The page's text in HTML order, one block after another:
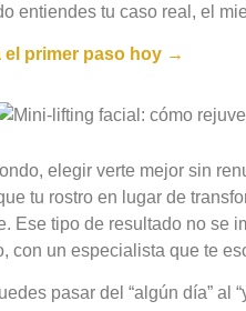
entiendes tu caso real, el
el primer paso hoy →
elegir verte mejor sin
tu rostro en lugar de
Ese tipo de resultado no se
con un especialista que te
pasar del “algún día” al